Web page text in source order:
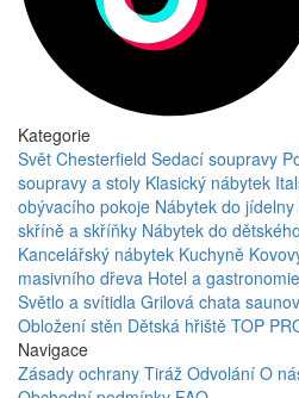
Kategorie
Svět Chesterfield Sedací soupravy
soupravy a stoly Klasický nábytek
obývacího pokoje Nábytek do jídelny
skříně a skříňky Nábytek do
Kancelářský nábytek Kuchyně
masivního dřeva Hotel a gastronomie
Světlo a svítidla Grilová chata
Obložení stěn Dětská hřiště TOP
Navigace
Zásady ochrany Tiráž Odvolání O